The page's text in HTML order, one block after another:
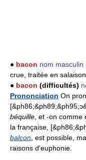
● bacon nom masculin
crue, traitée en
● bacon (difficultés)
Prononciation On
béquille, et -on comme
la française,
balcon, est possible,
raisons d'euphonie.